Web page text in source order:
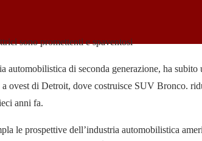
sono promettenti e spaventosi
automobilistica di seconda generazione, ha subito
ovest di Detroit, dove costruisce SUV Bronco.
anni fa.
le prospettive dell’industria automobilistica